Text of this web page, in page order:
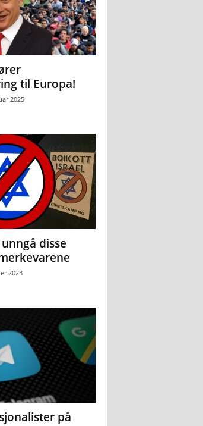
til Europa!
2025
disse
2023
på